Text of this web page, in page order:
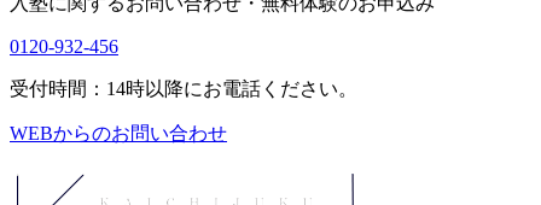
0120-932-456
受付時間：14時以降にお電話ください。
WEBからのお問い合わせ